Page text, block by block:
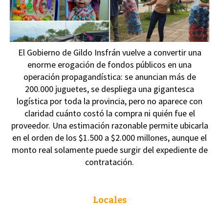
El Gobierno de Gildo Insfrán vuelve a convertir una
enorme erogación de fondos públicos en una
operación propagandística: se anuncian más de
200.000 juguetes, se despliega una gigantesca
logística por toda la provincia, pero no aparece con
claridad cuánto costó la compra ni quién fue el
proveedor. Una estimación razonable permite ubicarla
en el orden de los $1.500 a $2.000 millones, aunque el
monto real solamente puede surgir del expediente de
contratación.
Locales